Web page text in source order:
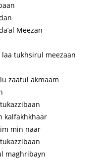
Meezan
tukhsirul meezaan
zaatul akmaam
kalfakhkhaar
min naar
maghribayn